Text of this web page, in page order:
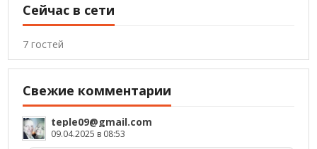
Сейчас в сети
7 гостей
Свежие комментарии
teple09@gmail.com
09.04.2025 в 08:53